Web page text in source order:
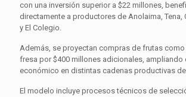
con una inversión superior a $22 millones,
directamente a productores de Anolaima, Tena,
y El Colegio.
Además, se proyectan compras de frutas
fresa por $400 millones adicionales, ampliando
económico en distintas cadenas productivas
El modelo incluye procesos técnicos de